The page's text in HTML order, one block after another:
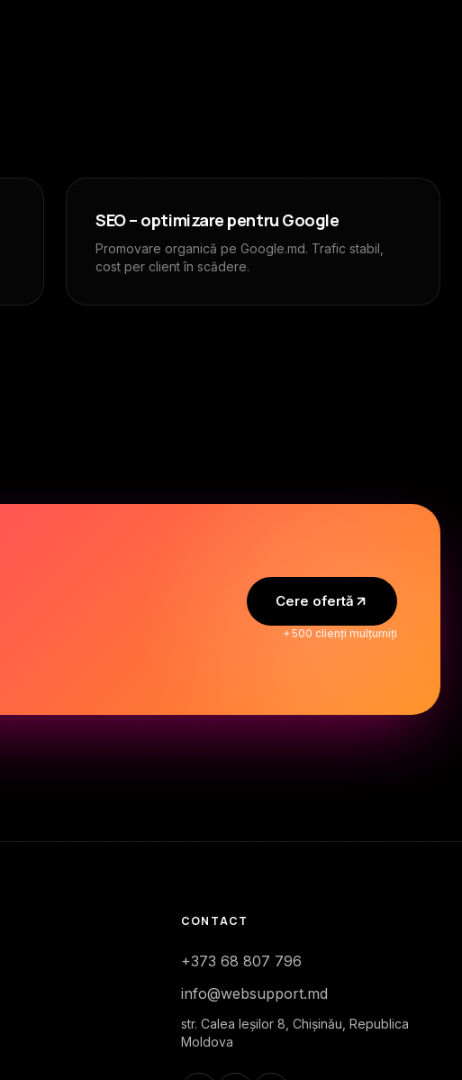
SEO – optimizare pentru Google
Promovare organică pe Google.md. Trafic stabil,
cost per client în scădere.
Cere ofertă
+500 clienți mulțumiți
CONTACT
+373 68 807 796
info@websupport.md
str. Calea Ieşilor 8, Chișinău, Republica
Moldova